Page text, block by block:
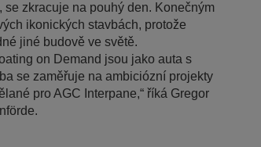
zkracuje na pouhý den. Konečným
ikonických stavbách, protože
jiné budově ve světě.
on Demand jsou jako auta s
se zaměřuje na ambiciózní projekty
pro AGC Interpane,“ říká Gregor